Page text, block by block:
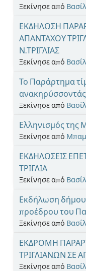
Ξεκίνησε από
ΕΚΔΗΛΩΣΗ
ΑΠΑΝΤΑΧΟΥ
Ν.ΤΡΙΓΛΙΑΣ
Ξεκίνησε από
Το Παράρτημα
Ξεκίνησε από
Ελληνισμός της
Ξεκίνησε από
ΕΚΔΗΛΩΣΕΙΣ
ΤΡΙΓΛΙΑ
Ξεκίνησε από
Εκδήλωση
προέδρου του
Ξεκίνησε από
ΕΚΔΡΟΜΗ
ΤΡΙΓΛΙΑΝΩΝ ΣΕ
Ξεκίνησε από